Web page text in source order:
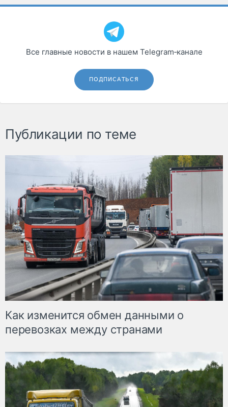
Все главные новости в нашем Telegram‑канале
ПОДПИСАТЬСЯ
Публикации по теме
Как изменится обмен данными о
перевозках между странами